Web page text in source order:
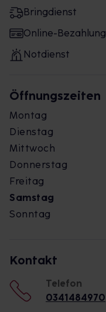
Bringdienst
Online-Bezahlung
Notdienst
Öffnungszeiten
Montag
Dienstag
Mittwoch
Donnerstag
Freitag
Samstag
Sonntag
Kontakt
Telefon
0341484970